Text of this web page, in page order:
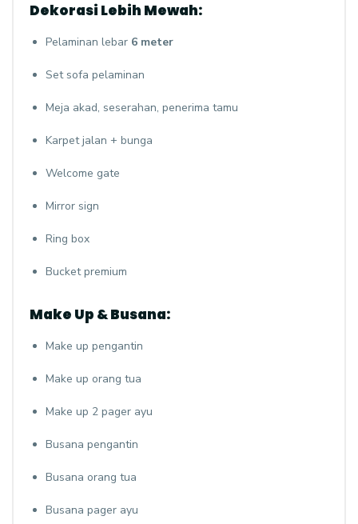
Dekorasi Lebih Mewah:
Pelaminan lebar 6 meter
Set sofa pelaminan
Meja akad, seserahan, penerima tamu
Karpet jalan + bunga
Welcome gate
Mirror sign
Ring box
Bucket premium
Make Up & Busana:
Make up pengantin
Make up orang tua
Make up 2 pager ayu
Busana pengantin
Busana orang tua
Busana pager ayu